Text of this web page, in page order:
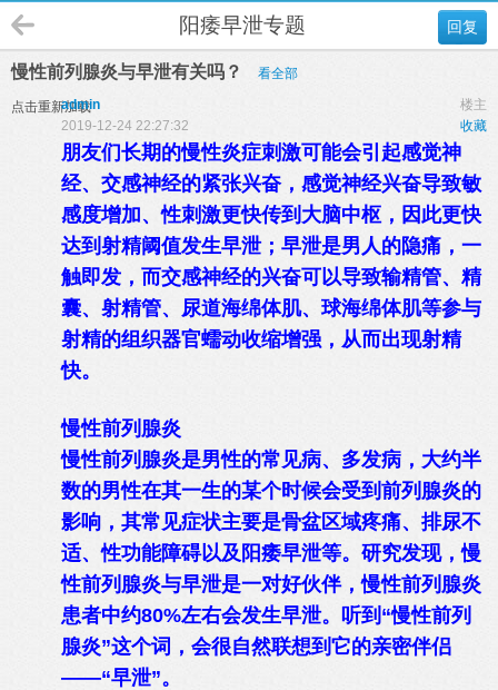
回复
阳痿早泄专题
慢性前列腺炎与早泄有关吗？ 看全部
点击重新加载 楼主
admin
收藏
2019-12-24 22:27:32
朋友们长期的慢性炎症刺激可能会引起感觉神
经、交感神经的紧张兴奋，感觉神经兴奋导致敏
感度增加、性刺激更快传到大脑中枢，因此更快
达到射精阈值发生早泄；早泄是男人的隐痛，一
触即发，而交感神经的兴奋可以导致输精管、精
囊、射精管、尿道海绵体肌、球海绵体肌等参与
射精的组织器官蠕动收缩增强，从而出现射精
快。
慢性前列腺炎
慢性前列腺炎是男性的常见病、多发病，大约半
数的男性在其一生的某个时候会受到前列腺炎的
影响，其常见症状主要是骨盆区域疼痛、排尿不
适、性功能障碍以及阳痿早泄等。研究发现，慢
性前列腺炎与早泄是一对好伙伴，慢性前列腺炎
患者中约80%左右会发生早泄。听到“慢性前列
腺炎”这个词，会很自然联想到它的亲密伴侣
——“早泄”。